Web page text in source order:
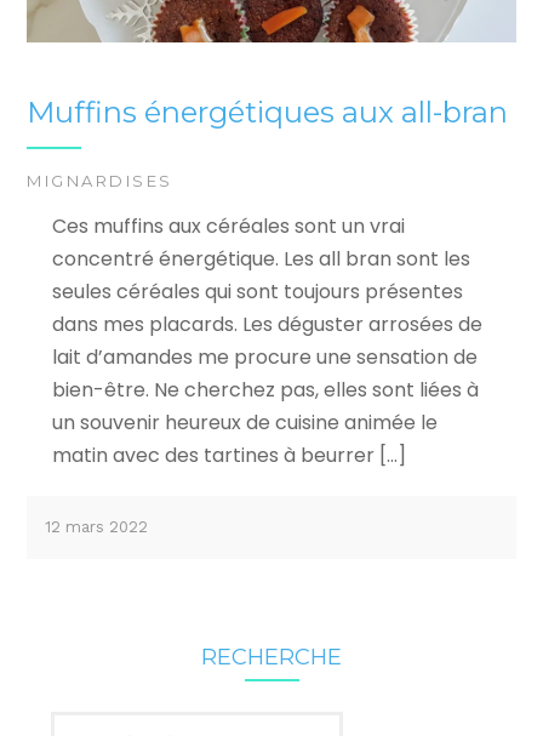
Muffins énergétiques aux all-bran
MIGNARDISES
Ces muffins aux céréales sont un vrai
concentré énergétique. Les all bran sont les
seules céréales qui sont toujours présentes
dans mes placards. Les déguster arrosées de
lait d’amandes me procure une sensation de
bien-être. Ne cherchez pas, elles sont liées à
un souvenir heureux de cuisine animée le
matin avec des tartines à beurrer […]
12 mars 2022
RECHERCHE